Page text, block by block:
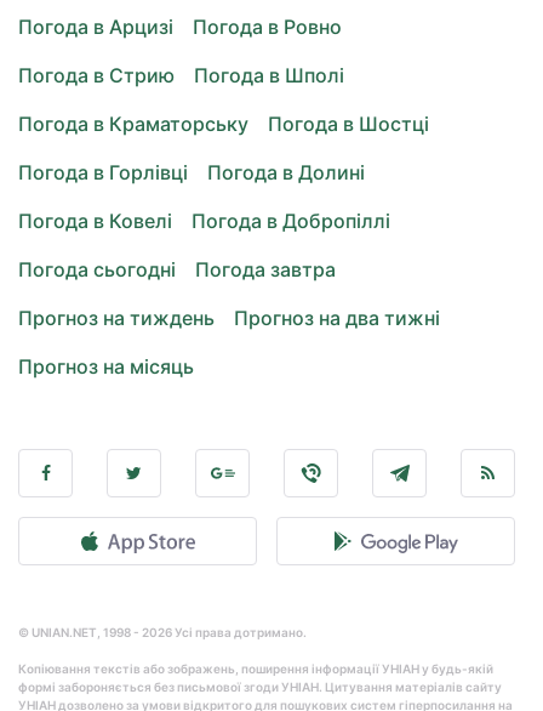
Погода в Арцизі
Погода в Ровно
Погода в Стрию
Погода в Шполі
Погода в Краматорську
Погода в Шостці
Погода в Горлівці
Погода в Долині
Погода в Ковелі
Погода в Добропіллі
Погода сьогодні
Погода завтра
Прогноз на тиждень
Прогноз на два тижні
Прогноз на місяць
© UNIAN.NET, 1998 - 2026 Усі права дотримано.
Копіювання текстів або зображень, поширення інформації УНІАН у будь-якій
формі забороняється без письмової згоди УНІАН. Цитування матеріалів сайту
УНІАН дозволено за умови відкритого для пошукових систем гіперпосилання на